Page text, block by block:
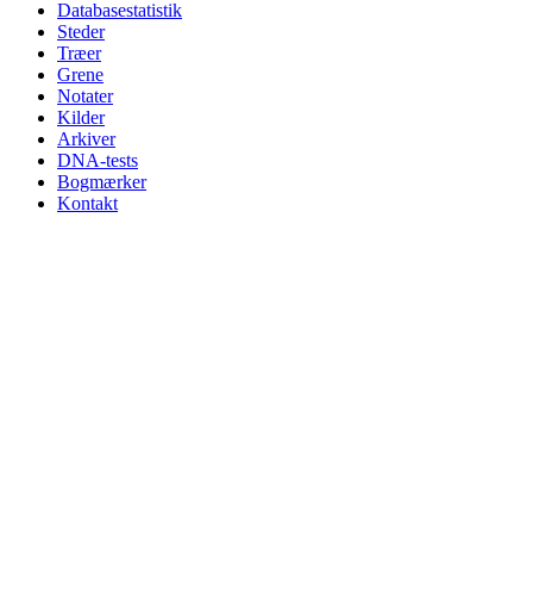
Databasestatistik
Steder
Træer
Grene
Notater
Kilder
Arkiver
DNA-tests
Bogmærker
Kontakt